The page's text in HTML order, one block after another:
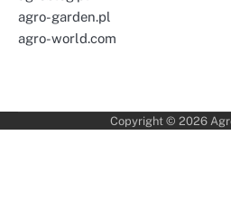
agro-garden.pl
agro-world.com
Copyright © 2026